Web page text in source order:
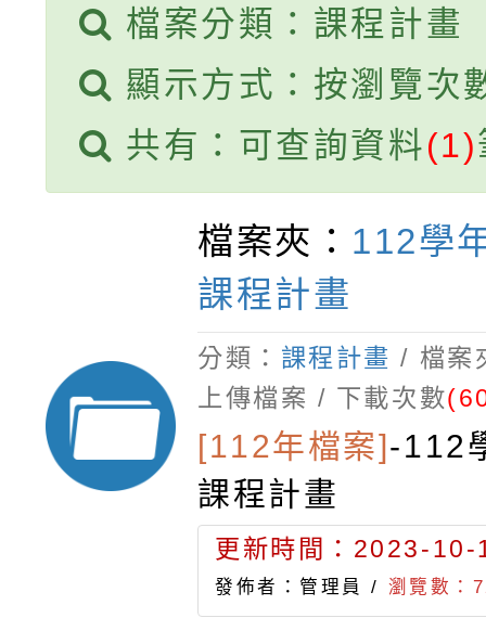
結果(第11招)
學年度第1學期第9次代
結果(第3招)
檔案分類：課程計畫
顯示方式：按瀏覽次
共有：可查詢資料(1)
檔案夾： 112學
課程計畫
分類： 課程計畫 / 檔案
上傳檔案 / 下載次數
[112年檔案]-112
課程計畫
更新時間：2023-
發佈者：管理員 / 瀏覽數：